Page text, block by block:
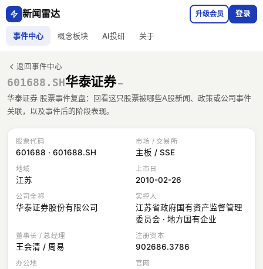
新闻雷达
事件中心 概念板块 AI投研 关于
升级会员 登录
返回事件中心
601688.SH华泰证券 —
华泰证券 股票事件复盘：回看这只股票被哪些A股新闻、政策或公司事件
关联，以及事件后的阶段表现。
股票代码
601688 · 601688.SH
市场 / 交易所
主板 / SSE
地域
江苏
上市日
2010-02-26
公司全称
华泰证券股份有限公司
实控人
江苏省政府国有资产监督管理
委员会 · 地方国有企业
董事长 / 总经理
王会清 / 周易
注册资本
902686.3786
办公地 官网